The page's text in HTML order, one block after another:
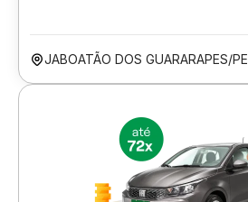
JABOATÃO DOS GUARARAPES/PE